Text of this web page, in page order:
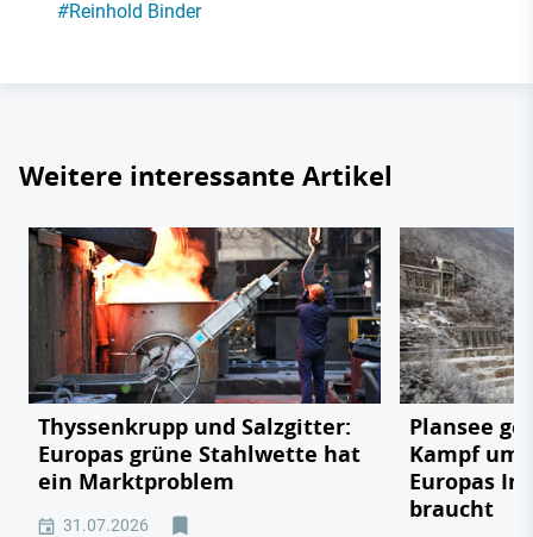
#Reinhold Binder
Weitere interessante Artikel
Thyssenkrupp und Salzgitter:
Europas grüne Stahlwette hat
ein Marktproblem
31.07.2026
Plansee
Kampf um
Europas
braucht